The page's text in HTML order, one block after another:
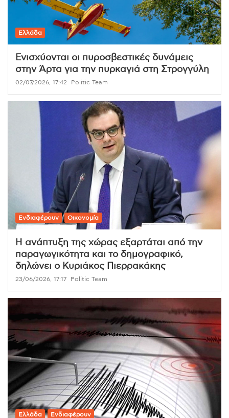
Ελλάδα
Ενισχύονται οι πυροσβεστικές δυνάμεις
στην Άρτα για την πυρκαγιά στη Στρογγύλη
02/07/2026, 17:42 Politic Team
Ενδιαφέρουν Οικονομία
Η ανάπτυξη της χώρας εξαρτάται από την
παραγωγικότητα και το δημογραφικό,
δηλώνει ο Κυριάκος Πιερρακάκης
23/06/2026, 17:17 Politic Team
Ελλάδα Ενδιαφέρουν